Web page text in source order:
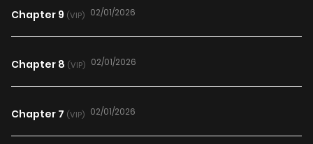
Chapter 9 (VIP) 02/01/2026
Chapter 8 (VIP) 02/01/2026
Chapter 7 (VIP) 02/01/2026